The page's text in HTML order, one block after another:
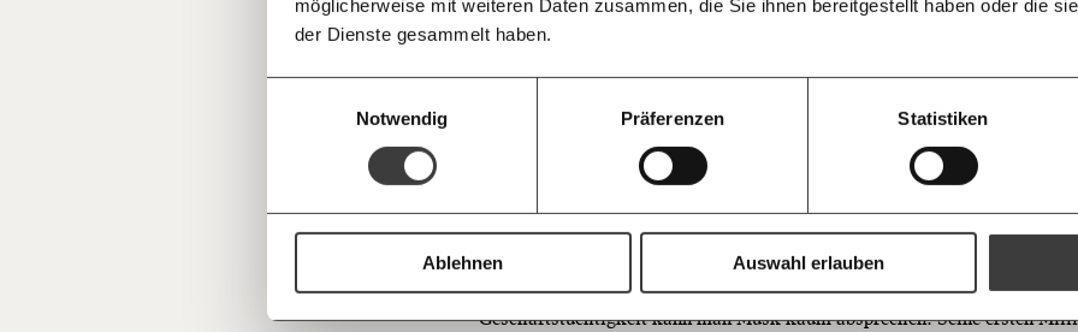
möglicherweise mit weiteren Daten zusammen, die Sie ihnen bereitgestellt haben oder die
der Dienste gesammelt haben.
Notwendig
Präferenzen Statistiken
Ablehnen Auswahl erlauben
Die Gute
Newsletter zu erhalten. Mehr
Deine Spende absetzen:Fragen und Antworten. Ich spende einmalig
100€
Ich möchte
Threads RSS
Bluesky
früher noch als Tech-Genie, das den technologischen Fortschritt
vertritt und warum er so gefährlich ist.
Elon Musk und das Geheimnis der
Smaragdmine
Geschäftstüchtigkeit kann man Musk kaum absprechen. Seine ersten